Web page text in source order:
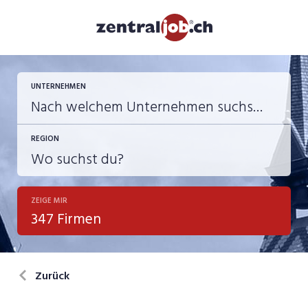
UNTERNEHMEN
REGION
ZEIGE MIR
347 Firmen
Zurück